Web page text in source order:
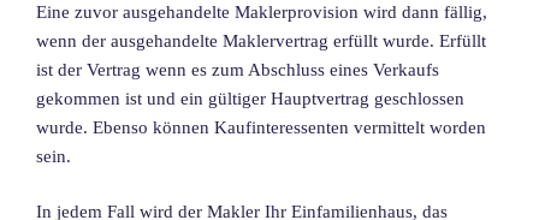
Eine zuvor ausgehandelte Maklerprovision wird dann fällig,
wenn der ausgehandelte Maklervertrag erfüllt wurde. Erfüllt
ist der Vertrag wenn es zum Abschluss eines Verkaufs
gekommen ist und ein gültiger Hauptvertrag geschlossen
wurde. Ebenso können Kaufinteressenten vermittelt worden
sein.
In jedem Fall wird der Makler Ihr Einfamilienhaus, das